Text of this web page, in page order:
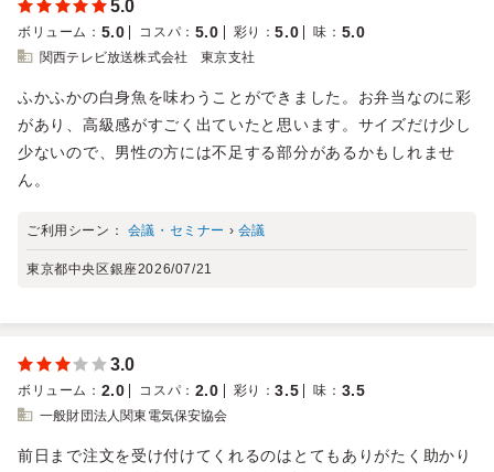
5.0
ボリューム ： 5.0 コスパ ： 5.0 彩り ：5.0 味 ： 5.0
関西テレビ放送株式会社 東京支社
ふかふかの白身魚を味わうことができました。お弁当なのに彩
があり、高級感がすごく出ていたと思います。サイズだけ少し
少ないので、男性の方には不足する部分があるかもしれませ
ん。
ご利用シーン： 会議・セミナー › 会議
東京都中央区銀座2026/07/21
3.0
ボリューム ： 2.0 コスパ ： 2.0 彩り ：3.5 味 ： 3.5
一般財団法人関東電気保安協会
前日まで注文を受け付けてくれるのはとてもありがたく助かり